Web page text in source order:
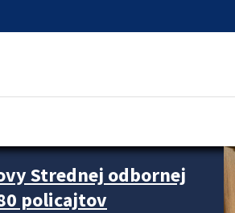
Strednej odbornej
policajtov